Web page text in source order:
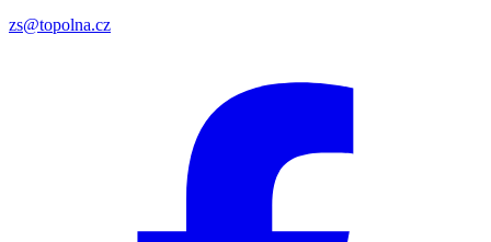
zs@topolna.cz